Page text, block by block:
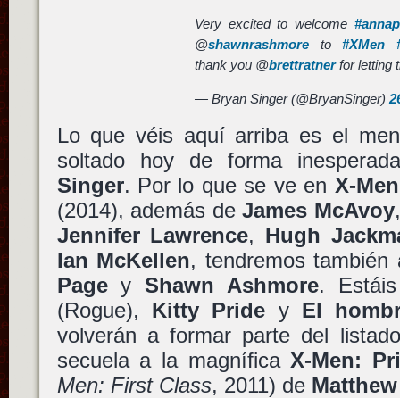
Very excited to welcome
@shawnrashmore to#XMen
thank you @brettratnerfor letting
— Bryan Singer (@BryanSinger)
Lo que véis aquí arriba es el
soltado hoy de forma
Singer. Por lo que se ve en X-
(2014), además deJames McAvoy
Jennifer Lawrence, Hugh
Ian McKellen, tendremos
PageyShawn Ashmore.
(Rogue), Kitty Pride y El
volverán a formar parte del
secuela a la magnífica X-Men:
Men: First Class, 2011) de